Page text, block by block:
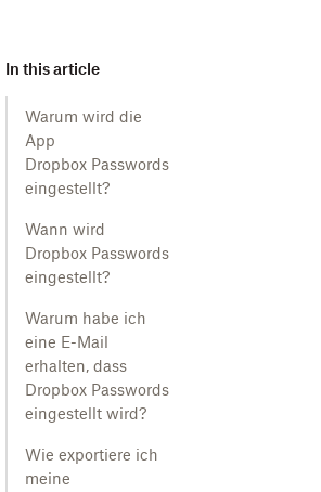
In this article
Warum wird die
App
Dropbox Passwords
eingestellt?
Wann wird
Dropbox Passwords
eingestellt?
Warum habe ich
eine E-Mail
erhalten, dass
Dropbox Passwords
eingestellt wird?
Wie exportiere ich
meine